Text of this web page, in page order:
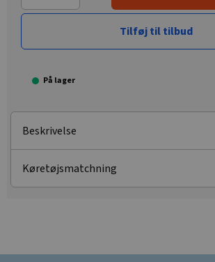
Tilføj til tilbud
På lager
Beskrivelse
Køretøjsmatchning